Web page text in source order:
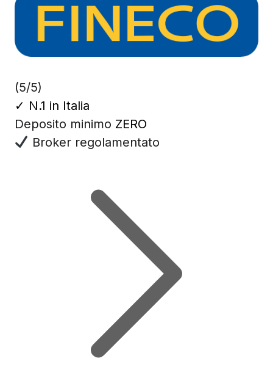
(5/5)
✓ N.1 in Italia
Deposito minimo ZERO
Broker regolamentato